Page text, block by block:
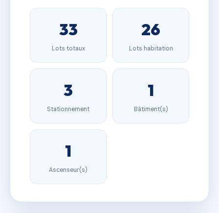
33
Lots totaux
26
Lots habitation
3
Stationnement
1
Bâtiment(s)
1
Ascenseur(s)